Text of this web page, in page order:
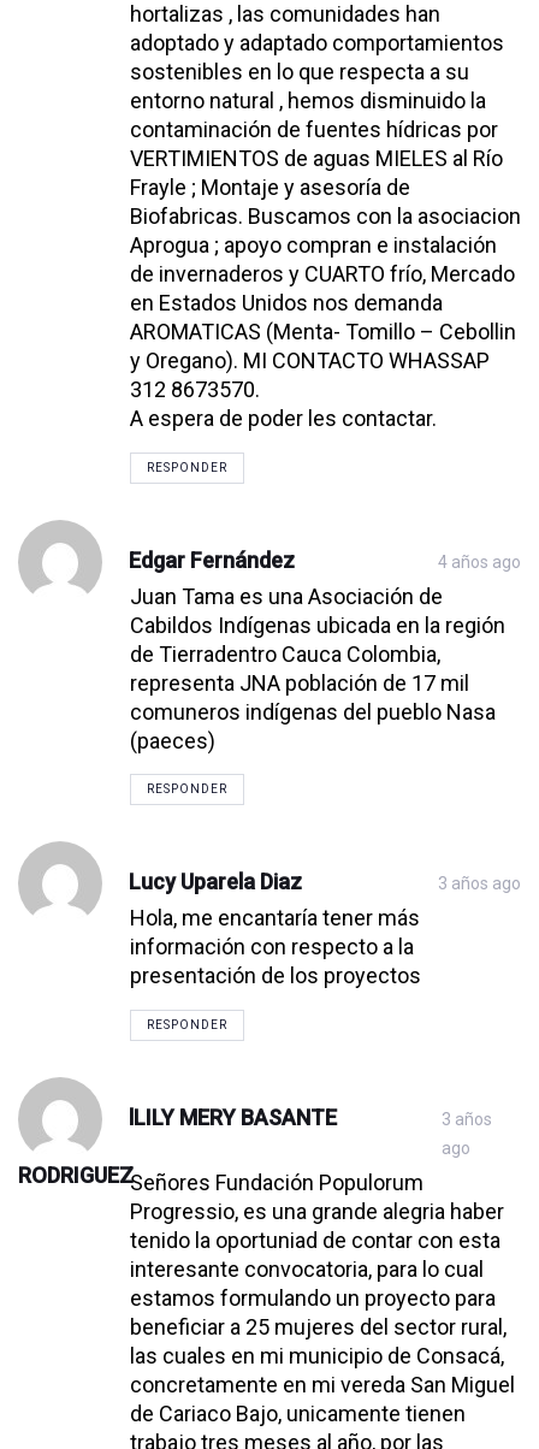
hortalizas , las comunidades han
adoptado y adaptado comportamientos
sostenibles en lo que respecta a su
entorno natural , hemos disminuido la
contaminación de fuentes hídricas por
VERTIMIENTOS de aguas MIELES al Río
Frayle ; Montaje y asesoría de
Biofabricas. Buscamos con la asociacion
Aprogua ; apoyo compran e instalación
de invernaderos y CUARTO frío, Mercado
en Estados Unidos nos demanda
AROMATICAS (Menta- Tomillo – Cebollin
y Oregano). MI CONTACTO WHASSAP
312 8673570.
A espera de poder les contactar.
RESPONDER
Edgar Fernández 4 años ago
Juan Tama es una Asociación de
Cabildos Indígenas ubicada en la región
de Tierradentro Cauca Colombia,
representa JNA población de 17 mil
comuneros indígenas del pueblo Nasa
(paeces)
RESPONDER
Lucy Uparela Diaz 3 años ago
Hola, me encantaría tener más
información con respecto a la
presentación de los proyectos
RESPONDER
lLILY MERY BASANTE
RODRIGUEZ
3 años
ago
Señores Fundación Populorum
Progressio, es una grande alegria haber
tenido la oportuniad de contar con esta
interesante convocatoria, para lo cual
estamos formulando un proyecto para
beneficiar a 25 mujeres del sector rural,
las cuales en mi municipio de Consacá,
concretamente en mi vereda San Miguel
de Cariaco Bajo, unicamente tienen
trabajo tres meses al año, por las